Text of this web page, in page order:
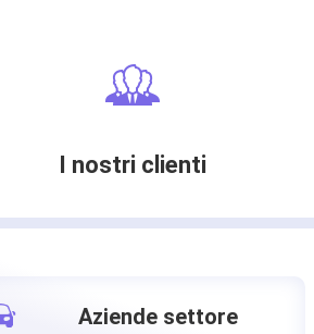
I nostri clienti
Aziende settore